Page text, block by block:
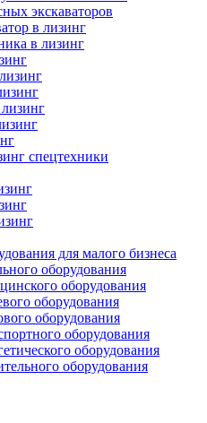
экскаваторов
в лизинг
в лизинг
спецтехники
для малого бизнеса
оборудования
оборудования
оборудования
оборудования
оборудования
оборудования
оборудования